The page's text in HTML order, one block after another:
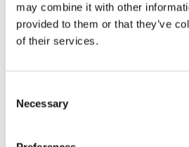
may combine it with other
provided to them or that they’ve
of their services.
Selection
Necessary
GÖTEBORG FRÅN
Innehåll 100% polyester